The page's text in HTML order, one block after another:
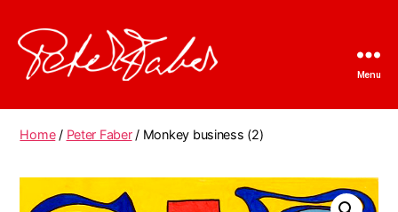
Faber
Menu
Home/ Peter Faber/ Monkey business (2)